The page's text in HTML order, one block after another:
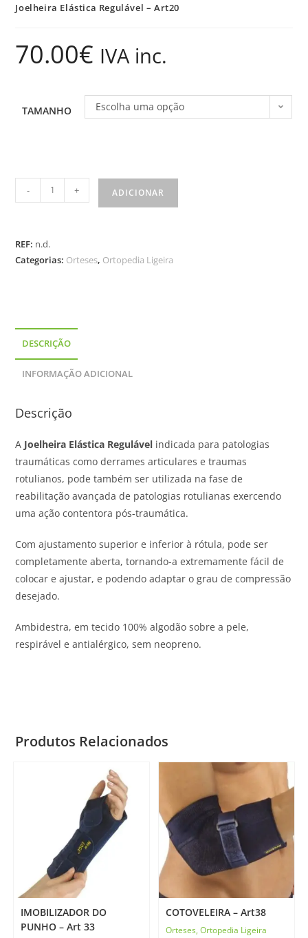
Joelheira Elástica Regulável – Art20
70.00€ IVA inc.
TAMANHO Escolha uma opção
- + ADICIONAR
REF: n.d.
Categorias: Orteses, Ortopedia Ligeira
DESCRIÇÃO
INFORMAÇÃO ADICIONAL
Descrição
A Joelheira Elástica Regulável indicada para patologias
traumáticas como derrames articulares e traumas
rotulianos, pode também ser utilizada na fase de
reabilitação avançada de patologias rotulianas exercendo
uma ação contentora pós-traumática.
Com ajustamento superior e inferior à rótula, pode ser
completamente aberta, tornando-a extremamente fácil de
colocar e ajustar, e podendo adaptar o grau de compressão
desejado.
Ambidestra, em tecido 100% algodão sobre a pele,
respirável e antialérgico, sem neopreno.
Produtos Relacionados
IMOBILIZADOR DO
PUNHO – Art 33
COTOVELEIRA – Art38
Orteses,Ortopedia Ligeira